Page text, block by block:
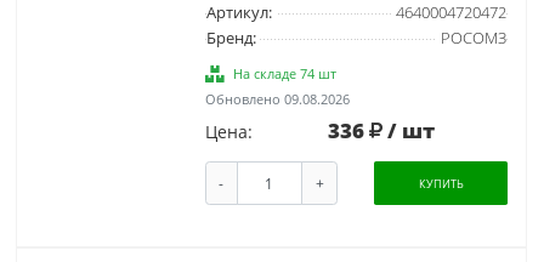
Артикул:
4640004720472
Бренд:
РОСОМЗ
На складе 74 шт
Обновлено 09.08.2026
Цена: 336 / шт
- + КУПИТЬ